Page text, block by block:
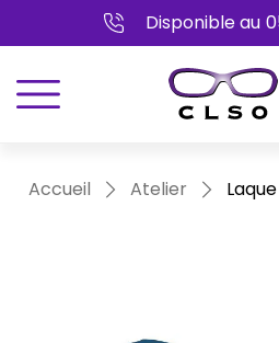
Disponible au
menu
Accueil Atelier